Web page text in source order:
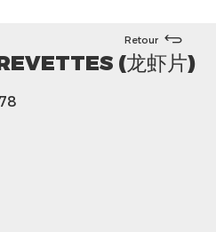
Retour
(龙虾片)